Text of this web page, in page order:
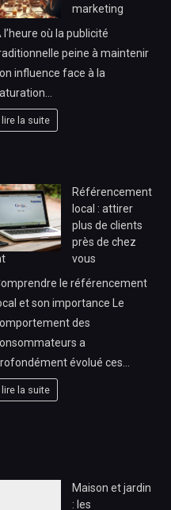
marketing
l’heure où la publicité
peine à maintenir
influence face à la
lire la suite
Référencement
local : attirer
plus de clients
près de chez
vous
le référencement
et son importance Le
des
a
évolué ces…
lire la suite
Maison et jardin
: les